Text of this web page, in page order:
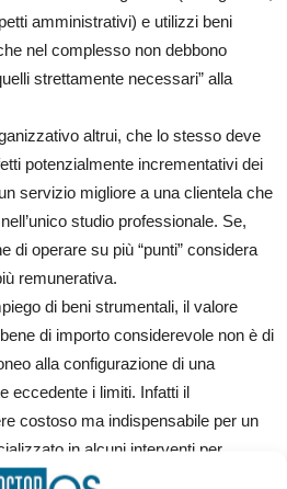
amministrativi) e utilizzi beni
nel complesso non debbono
strettamente necessari” alla
altrui, che lo stesso deve
potenzialmente incrementativi dei
servizio migliore a una clientela che
studio professionale. Se,
di operare su più “punti” considera
remunerativa.
di beni strumentali, il valore
di importo considerevole non è di
alla configurazione di una
eccedente i limiti. Infatti il
costoso ma indispensabile per un
in alcuni interventi per
aspetto la stessa Cassazione